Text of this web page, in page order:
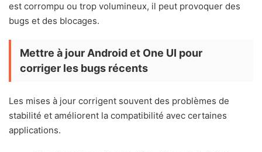
est corrompu ou trop volumineux, il peut provoquer des
bugs et des blocages.
Mettre à jour Android et One UI pour
corriger les bugs récents
Les mises à jour corrigent souvent des problèmes de
stabilité et améliorent la compatibilité avec certaines
applications.